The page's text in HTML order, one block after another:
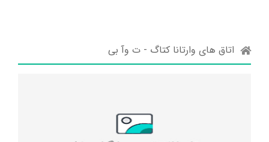
اتاق های وارتانا کتاگ - ت وآ بی